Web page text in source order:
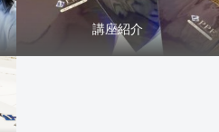
講座紹介
実績紹介